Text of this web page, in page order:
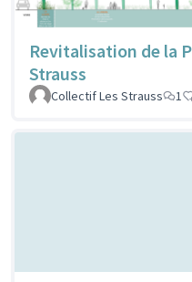
Revitalisation de la
Strauss
Collectif Les Strauss
1